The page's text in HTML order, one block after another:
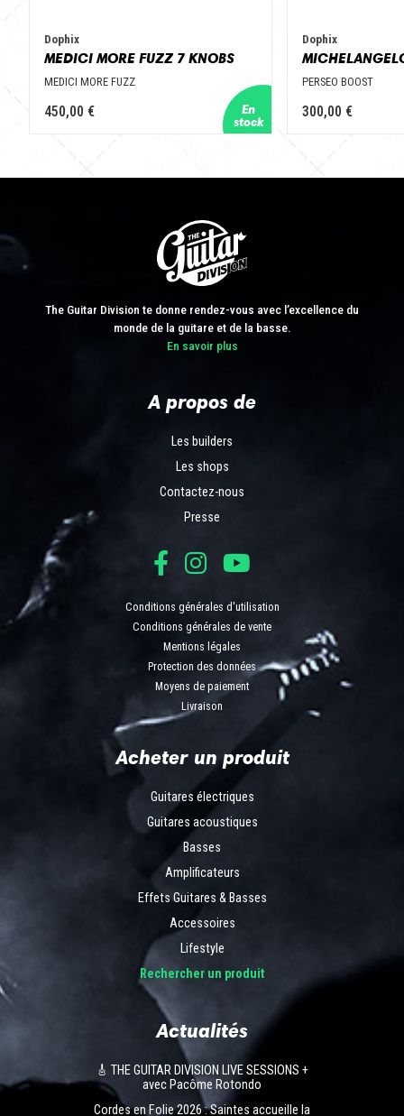
Dophix
MEDICI MORE FUZZ 7 KNOBS
MEDICI MORE FUZZ
450,00 €
Dophix
PERSEO BOOST
300,00 €
The Guitar Division te donne rendez-vous avec l’excellence du
monde de la guitare et de la basse.
En savoir plus
A propos de
Les builders
Les shops
Contactez-nous
Presse
Conditions générales d'utilisation
Conditions générales de vente
Mentions légales
Protection des données
Moyens de paiement
Livraison
Acheter un produit
Guitares électriques
Guitares acoustiques
Basses
Amplificateurs
Effets Guitares & Basses
Accessoires
Lifestyle
Rechercher un produit
Actualités
🎸 THE GUITAR DIVISION LIVE SESSIONS +
avec Pacôme Rotondo
Cordes en Folie 2026 : Saintes accueille la